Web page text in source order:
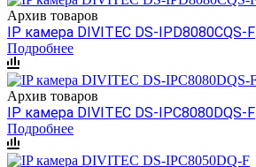
Архив товаров
IP камера DIVITEC DS-IPD8080CQS-F
Подробнее
Архив товаров
IP камера DIVITEC DS-IPC8080DQS-F
Подробнее